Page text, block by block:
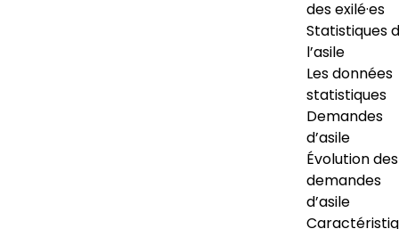
des exilé·es
Statistiques
l’asile
Les données
statistiques
Demandes
d’asile
Évolution des
demandes
d’asile